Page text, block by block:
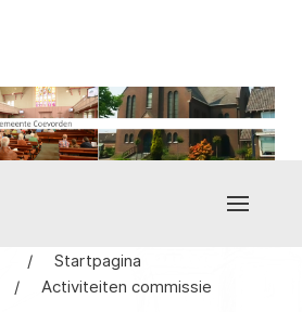
Startpagina
Activiteiten commissie